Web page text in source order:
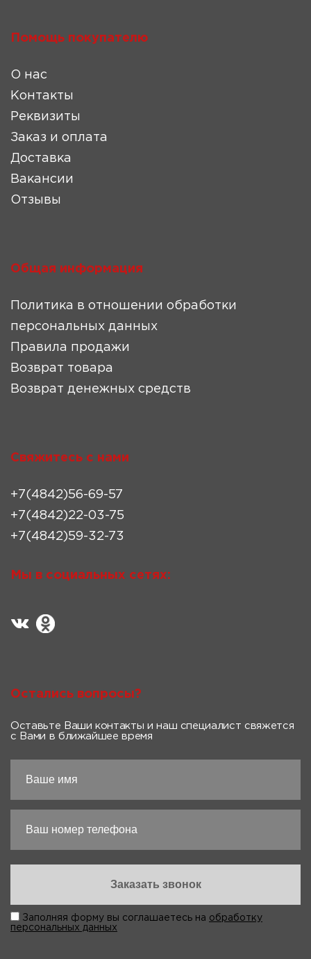
Помощь покупателю
О нас
Контакты
Реквизиты
Заказ и оплата
Доставка
Вакансии
Отзывы
Общая информация
Политика в отношении обработки
персональных данных
Правила продажи
Возврат товара
Возврат денежных средств
Свяжитесь с нами
+7(4842)56-69-57
+7(4842)22-03-75
+7(4842)59-32-73
Мы в социальных сетях:
Остались вопросы?
Оставьте Ваши контакты и наш специалист свяжется
с Вами в ближайшее время
Заполняя форму вы соглашаетесь на обработку
персональных данных